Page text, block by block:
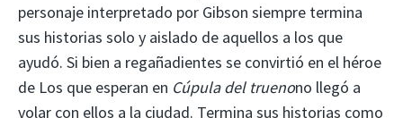
personaje interpretado por Gibson siempre termina
sus historias solo y aislado de aquellos a los que
ayudó. Si bien a regañadientes se convirtió en el héroe
de Los que esperan en Cúpula del truenono llegó a
volar con ellos a la ciudad. Termina sus historias como